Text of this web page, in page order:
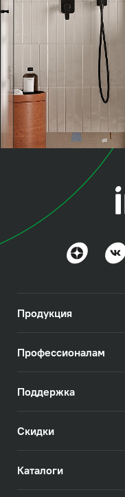
коллекция
Рэй
Продукция
Профессионалам
Поддержка
Скидки
Каталоги